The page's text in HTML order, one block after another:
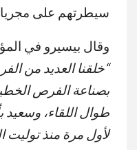
سيطرتهم على
وقال بيسيرو في
“خلقنا العديد من
بصناعة الفرص
طوال اللقاء، وسعيد
لأول مرة منذ توليت